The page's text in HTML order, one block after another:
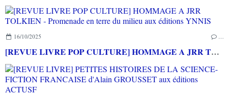
16/10/2025 …
[REVUE LIVRE POP CULTURE] HOMMAGE A JRR TOLKIEN - Promenade en terre du milieu aux éditions YNNIS